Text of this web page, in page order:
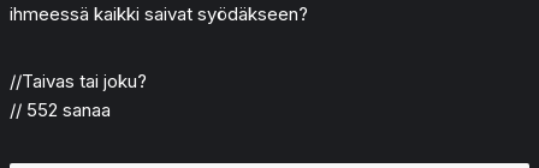
ihmeessä kaikki saivat syödäkseen?
//Taivas tai joku?
// 552 sanaa